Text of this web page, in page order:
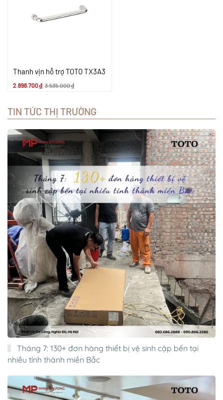
Thanh vịn hỗ trợ TOTO TX3A3
2.898.700₫ 3.535.000₫
TIN TỨC THỊ TRƯỜNG
Tháng 7: 130+ đơn hàng thiết bị vệ sinh cập bến tại
nhiều tỉnh thành miền Bắc